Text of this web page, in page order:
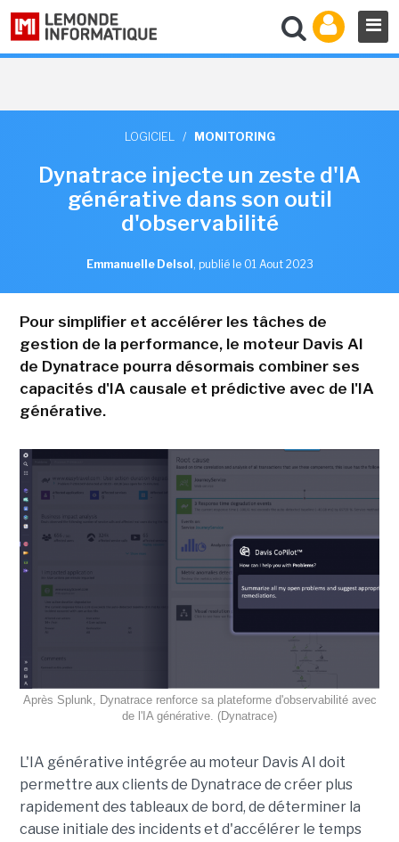
LOGICIEL / MONITORING
Dynatrace injecte un zeste d'IA
générative dans son outil
d'observabilité
Emmanuelle Delsol , publié le 01 Aout 2023
Pour simplifier et accélérer les tâches de
gestion de la performance, le moteur Davis AI
de Dynatrace pourra désormais combiner ses
capacités d'IA causale et prédictive avec de l'IA
générative.
Après Splunk, Dynatrace renforce sa plateforme d'observabilité avec
de l'IA générative. (Dynatrace)
L'IA générative intégrée au moteur Davis AI doit
permettre aux clients de Dynatrace de créer plus
rapidement des tableaux de bord, de déterminer la
cause initiale des incidents et d'accélérer le temps